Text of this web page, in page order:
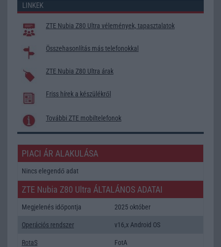
LINKEK
ZTE Nubia Z80 Ultra vélemények, tapasztalatok
Összehasonlítás más telefonokkal
ZTE Nubia Z80 Ultra árak
Friss hírek a készülékről
További ZTE mobiltelefonok
PIACI ÁR ALAKULÁSA
Nincs elegendő adat
ZTE Nubia Z80 Ultra ÁLTALÁNOS ADATAI
Megjelenés időpontja 2025 október
Operációs rendszer v16,x Android OS
RotaS FotA